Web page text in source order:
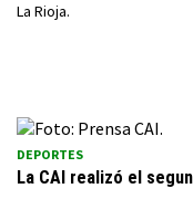
La Rioja.
DEPORTES
La CAI realizó el